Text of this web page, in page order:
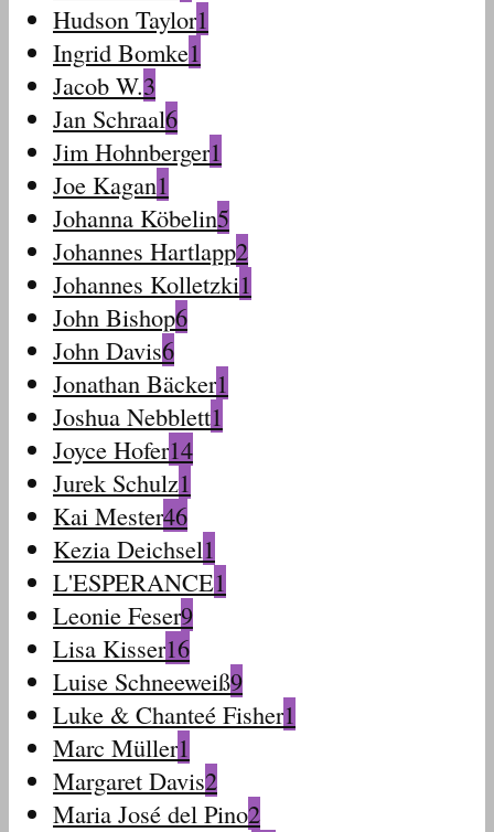
Hudson Taylor1
Ingrid Bomke1
Jacob W.3
Jan Schraal6
Jim Hohnberger1
Joe Kagan1
Johanna Köbelin5
Johannes Hartlapp2
Johannes Kolletzki1
John Bishop6
John Davis6
Jonathan Bäcker1
Joshua Nebblett1
Joyce Hofer14
Jurek Schulz1
Kai Mester46
Kezia Deichsel1
L'ESPERANCE1
Leonie Feser9
Lisa Kisser16
Luise Schneeweiß9
Luke & Chanteé Fisher1
Marc Müller1
Margaret Davis2
Maria José del Pino2